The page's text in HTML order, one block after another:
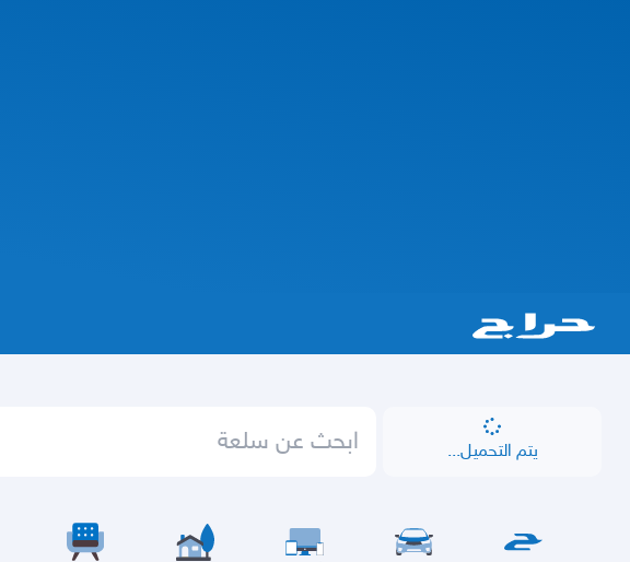
يتم التحميل...